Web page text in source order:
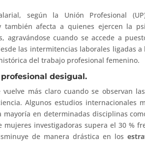
según la Unión Profesional
también afecta a quienes ejercen la
agravándose cuando se accede a
las intermitencias laborales ligadas
del trabajo profesional femenino.
desigual.
vuelve más claro cuando se observan
Algunos estudios internacionales
mayoría en determinadas disciplinas
mujeres investigadoras supera el 30 %
de manera drástica en los